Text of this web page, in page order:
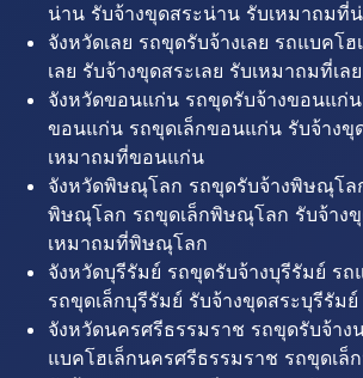
น่าน รับจ้างขุดสระน่าน รับเหมาถมที่
จังหวัดเลย รถขุดรับจ้างเลย รถแบคโฮ
เลย รับจ้างขุดสระเลย รับเหมาถมที่เลย
จังหวัดขอนแก่น รถขุดรับจ้างขอนแก่
ขอนแก่น รถขุดเล็กขอนแก่น รับจ้างขุ
เหมาถมที่ขอนแก่น
จังหวัดพิษณุโลก รถขุดรับจ้างพิษณุโล
พิษณุโลก รถขุดเล็กพิษณุโลก รับจ้าง
เหมาถมที่พิษณุโลก
จังหวัดบุรีรัมย์ รถขุดรับจ้างบุรีรัมย์ รถ
รถขุดเล็กบุรีรัมย์ รับจ้างขุดสระบุรีรัม
จังหวัดนครศรีธรรมราช รถขุดรับจ้าง
แบคโฮเล็กนครศรีธรรมราช รถขุดเล็